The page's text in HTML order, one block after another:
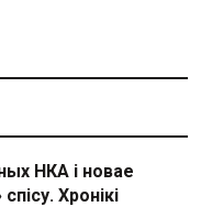
НКА і новае
Хронікі